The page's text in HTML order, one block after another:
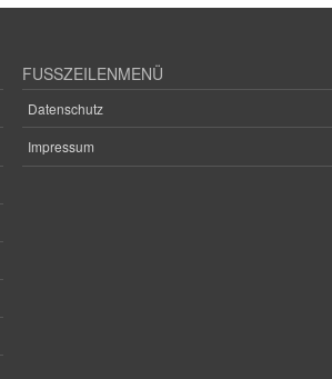
FUSSZEILENMENÜ
Datenschutz
Impressum